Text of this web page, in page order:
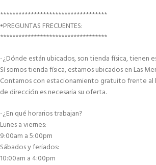
***********************************
•PREGUNTAS FRECUENTES:
***********************************
-¿Dónde están ubicados, son tienda física, tienen
Sí somos tienda física, estamos ubicados en Las
Contamos con estacionamiento gratuito frente al
de dirección es necesaria su oferta.
-¿En qué horarios trabajan?
Lunes a viernes:
9:00am a 5:00pm
Sábados y feriados:
10:00am a 4:00pm